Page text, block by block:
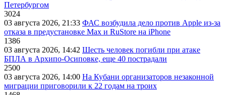
Петербургом
3024
03 августа 2026, 21:33 ФАС возбудила дело против Apple из-за
отказа в предустановке Max и RuStore на iPhone
1386
03 августа 2026, 14:42 Шесть человек погибли при атаке
БПЛА в Архипо-Осиповке, еще 40 пострадали
2500
03 августа 2026, 14:00 На Кубани организаторов незаконной
миграции приговорили к 22 годам на троих